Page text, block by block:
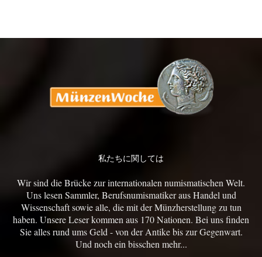
私たちに関しては
Wir sind die Brücke zur internationalen numismatischen Welt.
Uns lesen Sammler, Berufsnumismatiker aus Handel und
Wissenschaft sowie alle, die mit der Münzherstellung zu tun
haben. Unsere Leser kommen aus 170 Nationen. Bei uns finden
Sie alles rund ums Geld - von der Antike bis zur Gegenwart.
Und noch ein bisschen mehr...